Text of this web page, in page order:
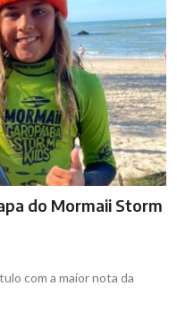
do Mormaii Storm
com a maior nota da